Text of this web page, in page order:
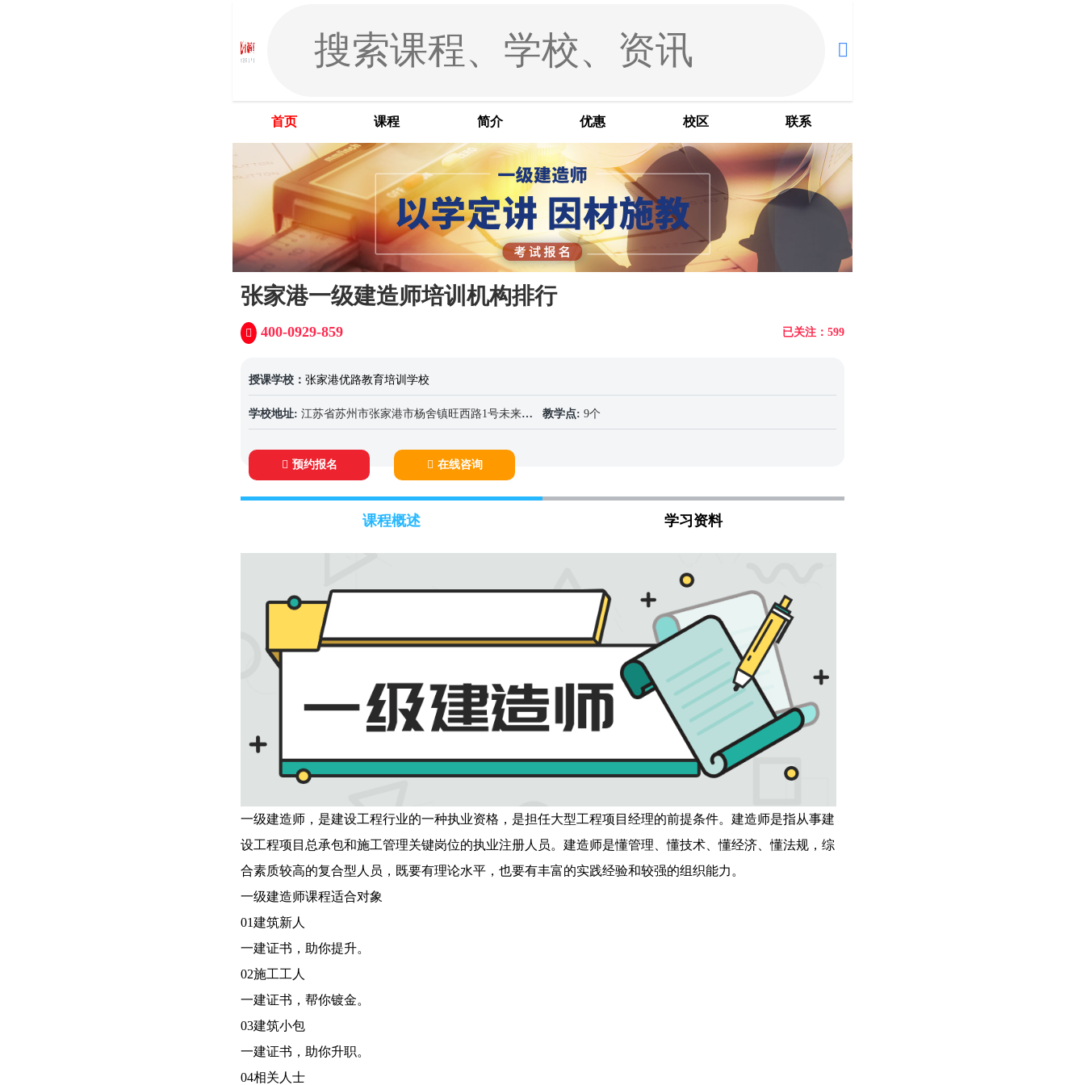
首页 课程 简介 优惠 校区 联系
张家港一级建造师培训机构排行
已关注：599
400-0929-859
授课学校： 张家港优路教育培训学校
学校地址: 江苏省苏州市张家港市杨舍镇旺西路1号未来财富大厦B1102室 教学点: 9个
预约报名 在线咨询
课程概述 学习资料
一级建造师，是建设工程行业的一种执业资格，是担任大型工程项目经理的前提条件。建造师是指从事建
设工程项目总承包和施工管理关键岗位的执业注册人员。建造师是懂管理、懂技术、懂经济、懂法规，综
合素质较高的复合型人员，既要有理论水平，也要有丰富的实践经验和较强的组织能力。
一级建造师课程适合对象
01建筑新人
一建证书，助你提升。
02施工工人
一建证书，帮你镀金。
03建筑小包
一建证书，助你升职。
04相关人士